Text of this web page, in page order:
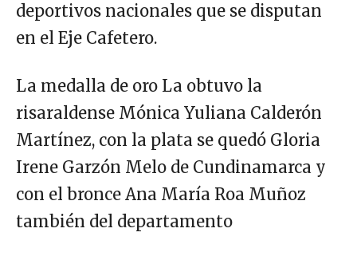
deportivos nacionales que se disputan
en el Eje Cafetero.
La medalla de oro La obtuvo la
risaraldense Mónica Yuliana Calderón
Martínez, con la plata se quedó Gloria
Irene Garzón Melo de Cundinamarca y
con el bronce Ana María Roa Muñoz
también del departamento